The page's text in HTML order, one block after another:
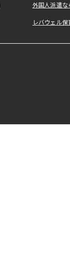
外国人派遣な
レバウェル